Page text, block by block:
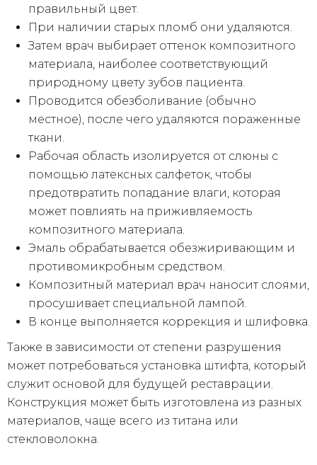
правильный цвет.
При наличии старых пломб они удаляются.
Затем врач выбирает оттенок композитного
материала, наиболее соответствующий
природному цвету зубов пациента.
Проводится обезболивание (обычно
местное), после чего удаляются пораженные
ткани.
Рабочая область изолируется от слюны с
помощью латексных салфеток, чтобы
предотвратить попадание влаги, которая
может повлиять на приживляемость
композитного материала.
Эмаль обрабатывается обезжиривающим и
противомикробным средством.
Композитный материал врач наносит слоями,
просушивает специальной лампой.
В конце выполняется коррекция и шлифовка.
Также в зависимости от степени разрушения
может потребоваться установка штифта, который
служит основой для будущей реставрации.
Конструкция может быть изготовлена из разных
материалов, чаще всего из титана или
стекловолокна.